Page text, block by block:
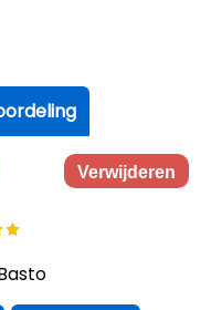
Verwijderen